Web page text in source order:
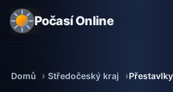
Počasí Online
Domů Středočeský kraj